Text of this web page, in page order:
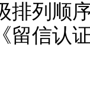
排列顺
留信认